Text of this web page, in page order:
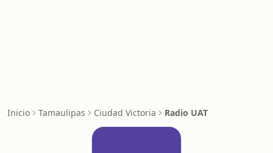
Inicio Tamaulipas Ciudad Victoria Radio UAT